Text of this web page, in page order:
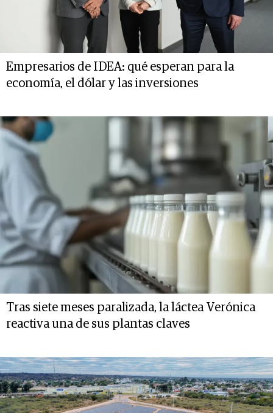
Empresarios de IDEA: qué esperan para la
economía, el dólar y las inversiones
Tras siete meses paralizada, la láctea Verónica
reactiva una de sus plantas claves